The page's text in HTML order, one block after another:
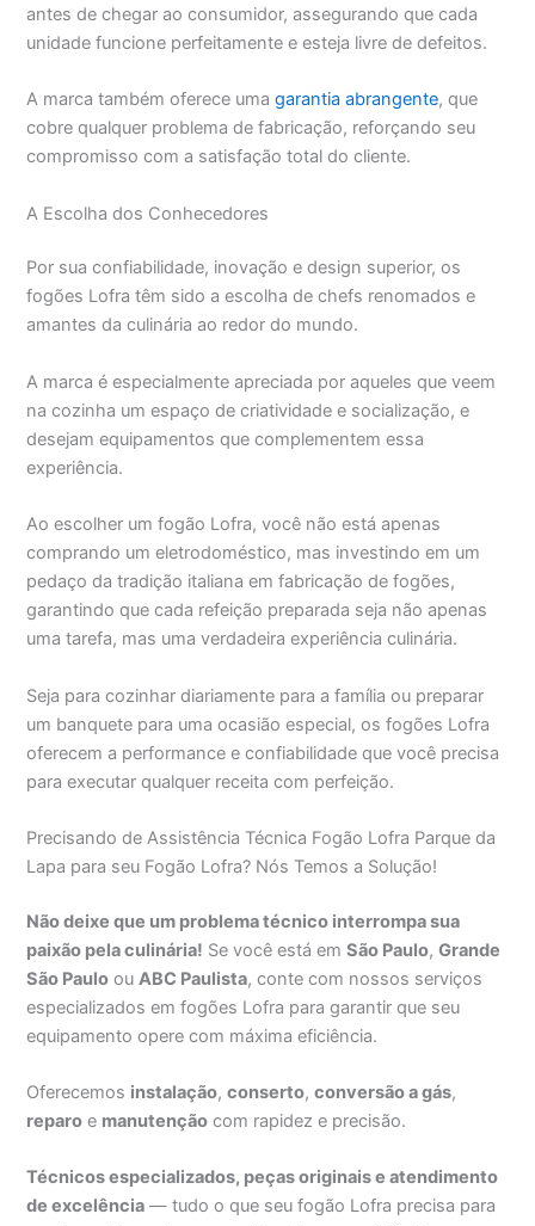
antes de chegar ao consumidor, assegurando que cada
unidade funcione perfeitamente e esteja livre de defeitos.
A marca também oferece umagarantia abrangente, que
cobre qualquer problema de fabricação, reforçando seu
compromisso com a satisfação total do cliente.
A Escolha dos Conhecedores
Por sua confiabilidade, inovação e design superior, os
fogões Lofra têm sido a escolha de chefs renomados e
amantes da culinária ao redor do mundo.
A marca é especialmente apreciada por aqueles que veem
na cozinha um espaço de criatividade e socialização, e
desejam equipamentos que complementem essa
experiência.
Ao escolher um fogão Lofra, você não está apenas
comprando um eletrodoméstico, mas investindo em um
pedaço da tradição italiana em fabricação de fogões,
garantindo que cada refeição preparada seja não apenas
uma tarefa, mas uma verdadeira experiência culinária.
Seja para cozinhar diariamente para a família ou preparar
um banquete para uma ocasião especial, os fogões Lofra
oferecem a performance e confiabilidade que você precisa
para executar qualquer receita com perfeição.
Precisando de Assistência Técnica Fogão Lofra Parque da
Lapa para seu Fogão Lofra? Nós Temos a Solução!
Não deixe que um problema técnico interrompa sua
paixão pela culinária! Se você está emSão Paulo,Grande
São Paulo ouABC Paulista, conte com nossos serviços
especializados em fogões Lofra para garantir que seu
equipamento opere com máxima eficiência.
Oferecemos instalação,conserto,conversão a gás,
reparo e manutenção com rapidez e precisão.
Técnicos especializados, peças originais e atendimento
de excelência — tudo o que seu fogão Lofra precisa para